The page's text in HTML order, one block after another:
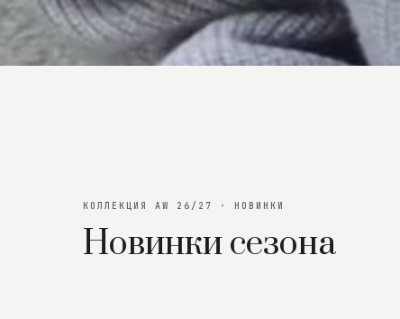
КОЛЛЕКЦИЯ AW 26/27 · НОВИНКИ
Новинки сезона